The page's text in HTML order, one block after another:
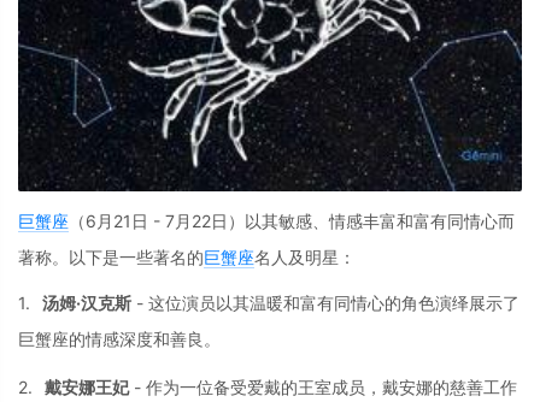
巨蟹座 （6月21日 - 7月22日）以其敏感、情感丰富和富有同情心而
著称。 以下是一些著名的巨蟹座名人及明星 ：
1. 汤姆·汉克斯 - 这位演员以其温暖和富有同情心的角色演绎展示了
巨蟹座的情感深度和善良。
2. 戴安娜王妃 - 作为一位备受爱戴的王室成员， 戴安娜的慈善工作